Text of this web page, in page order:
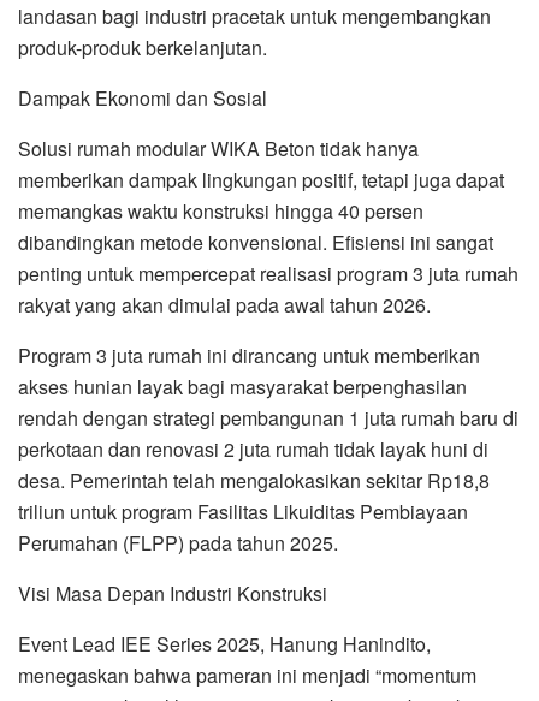
landasan bagi industri pracetak untuk mengembangkan
produk-produk berkelanjutan.
Dampak Ekonomi dan Sosial
Solusi rumah modular WIKA Beton tidak hanya
memberikan dampak lingkungan positif, tetapi juga dapat
memangkas waktu konstruksi hingga 40 persen
dibandingkan metode konvensional. Efisiensi ini sangat
penting untuk mempercepat realisasi program 3 juta rumah
rakyat yang akan dimulai pada awal tahun 2026.
Program 3 juta rumah ini dirancang untuk memberikan
akses hunian layak bagi masyarakat berpenghasilan
rendah dengan strategi pembangunan 1 juta rumah baru di
perkotaan dan renovasi 2 juta rumah tidak layak huni di
desa. Pemerintah telah mengalokasikan sekitar Rp18,8
triliun untuk program Fasilitas Likuiditas Pembiayaan
Perumahan (FLPP) pada tahun 2025.
Visi Masa Depan Industri Konstruksi
Event Lead IEE Series 2025, Hanung Hanindito,
menegaskan bahwa pameran ini menjadi “momentum